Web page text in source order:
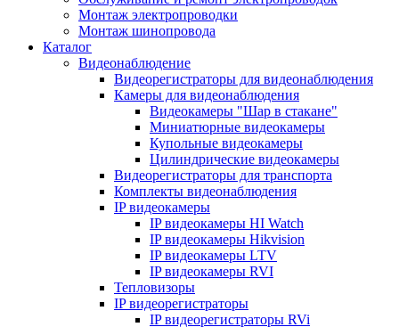
Монтаж электропроводки
Монтаж шинопровода
Каталог
Видеонаблюдение
Видеорегистраторы для видеонаблюдения
Камеры для видеонаблюдения
Видеокамеры "Шар в стакане"
Миниатюрные видеокамеры
Купольные видеокамеры
Цилиндрические видеокамеры
Видеорегистраторы для транспорта
Комплекты видеонаблюдения
IP видеокамеры
IP видеокамеры HI Watch
IP видеокамеры Hikvision
IP видеокамеры LTV
IP видеокамеры RVI
Тепловизоры
IP видеорегистраторы
IP видеорегистраторы RVi